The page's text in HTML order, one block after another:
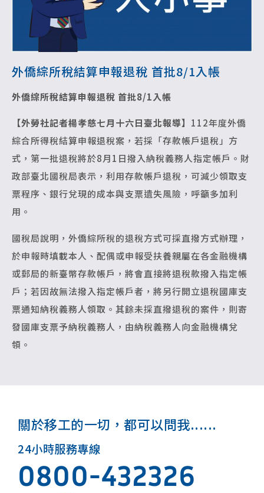
外僑綜所稅結算申報退稅 首批8/1入帳
外僑綜所稅結算申報退稅 首批8/1入帳
【外勞社記者楊孝慈七月十六日臺北報導】 112年度外僑
綜合所得稅結算申報退稅案，若採「存款帳戶退稅」方
式，第一批退稅將於8月1日撥入納稅義務人指定帳戶。財
政部臺北國稅局表示，利用存款帳戶退稅，可減少領取支
票程序、銀行兌現的成本與支票遺失風險，呼籲多加利
用。
國稅局說明，外僑綜所稅的退稅方式可採直撥方式辦理，
於申報時填載本人、配偶或申報受扶養親屬在各金融機構
或郵局的新臺幣存款帳戶，將會直接將退稅款撥入指定帳
戶；若因故無法撥入指定帳戶者，將另行開立退稅國庫支
票通知納稅義務人領取。其餘未採直撥退稅的案件，則寄
發國庫支票予納稅義務人，由納稅義務人向金融機構兌
領。
關於移工的一切，都可以問我......
24小時服務專線
0800-432326